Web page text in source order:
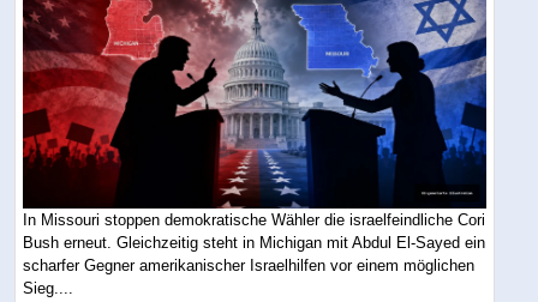
In Missouri stoppen demokratische Wähler die israelfeindliche Cori
Bush erneut. Gleichzeitig steht in Michigan mit Abdul El-Sayed ein
scharfer Gegner amerikanischer Israelhilfen vor einem möglichen
Sieg....